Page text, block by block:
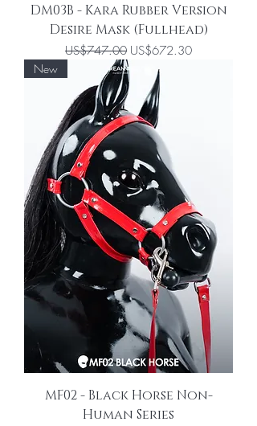
DM03B - Kara Rubber Version
Desire Mask (Fullhead)
一般價格
US$747.00 促銷價格
US$672.30
New
MF02 - Black Horse Non-
Human Series